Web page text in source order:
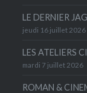
LE DERNIER
jeudi 16 juillet 2026
LES ATELIERS
mardi 7 juillet 2026
ROMAN &